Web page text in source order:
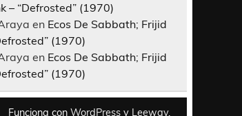
– “Defrosted” (1970)
en Ecos De Sabbath; Frijid
(1970)
en Ecos De Sabbath; Frijid
(1970)
Funciona con WordPress y Leeway.